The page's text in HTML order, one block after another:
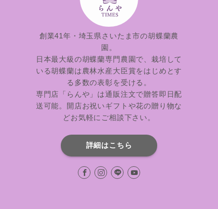
創業41年・埼玉県さいたま市の胡蝶蘭農
園。
日本最大級の胡蝶蘭専門農園で、栽培して
いる胡蝶蘭は農林水産大臣賞をはじめとす
る多数の表彰を受ける。
専門店「らんや」は通販注文で贈答即日配
送可能。開店お祝いギフトや花の贈り物な
どお気軽にご相談下さい。
詳細はこちら